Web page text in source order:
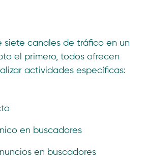
siete canales de tráfico en un
el primero, todos ofrecen
actividades específicas:
en buscadores
en buscadores